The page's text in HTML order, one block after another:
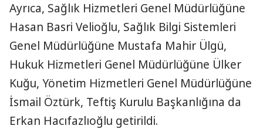
Ayrıca, Sağlık Hizmetleri Genel Müdürlüğüne
Hasan Basri Velioğlu, Sağlık Bilgi Sistemleri
Genel Müdürlüğüne Mustafa Mahir Ülgü,
Hukuk Hizmetleri Genel Müdürlüğüne Ülker
Kuğu, Yönetim Hizmetleri Genel Müdürlüğüne
İsmail Öztürk, Teftiş Kurulu Başkanlığına da
Erkan Hacıfazlıoğlu getirildi.